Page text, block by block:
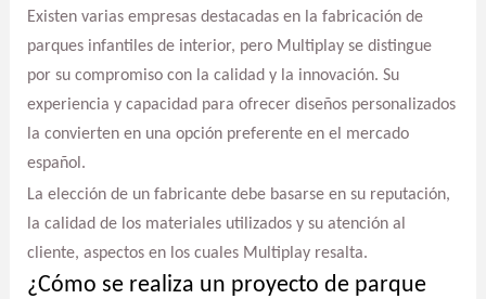
Existen varias empresas destacadas en la fabricación de
parques infantiles de interior, pero Multiplay se distingue
por su compromiso con la calidad y la innovación. Su
experiencia y capacidad para ofrecer diseños personalizados
la convierten en una opción preferente en el mercado
español.
La elección de un fabricante debe basarse en su reputación,
la calidad de los materiales utilizados y su atención al
cliente, aspectos en los cuales Multiplay resalta.
¿Cómo se realiza un proyecto de parque